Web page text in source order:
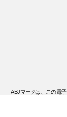
ABJマークは、この電